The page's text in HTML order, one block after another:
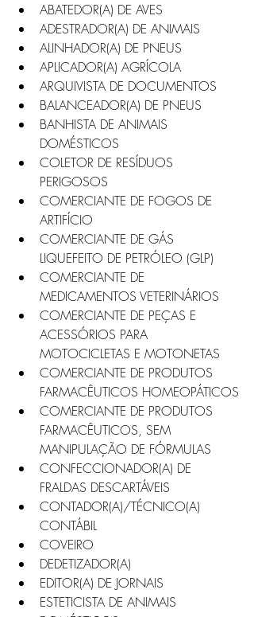
ABATEDOR(A) DE AVES
ADESTRADOR(A) DE ANIMAIS
ALINHADOR(A) DE PNEUS
APLICADOR(A) AGRÍCOLA
ARQUIVISTA DE DOCUMENTOS
BALANCEADOR(A) DE PNEUS
BANHISTA DE ANIMAIS
DOMÉSTICOS
COLETOR DE RESÍDUOS
PERIGOSOS
COMERCIANTE DE FOGOS DE
ARTIFÍCIO
COMERCIANTE DE GÁS
LIQUEFEITO DE PETRÓLEO (GLP)
COMERCIANTE DE
MEDICAMENTOS VETERINÁRIOS
COMERCIANTE DE PEÇAS E
ACESSÓRIOS PARA
MOTOCICLETAS E MOTONETAS
COMERCIANTE DE PRODUTOS
FARMACÊUTICOS HOMEOPÁTICOS
COMERCIANTE DE PRODUTOS
FARMACÊUTICOS, SEM
MANIPULAÇÃO DE FÓRMULAS
CONFECCIONADOR(A) DE
FRALDAS DESCARTÁVEIS
CONTADOR(A)/TÉCNICO(A)
CONTÁBIL
COVEIRO
DEDETIZADOR(A)
EDITOR(A) DE JORNAIS
ESTETICISTA DE ANIMAIS